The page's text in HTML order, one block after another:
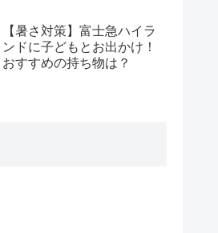
【暑さ対策】富士急ハイラ
ンドに子どもとお出かけ！
おすすめの持ち物は？